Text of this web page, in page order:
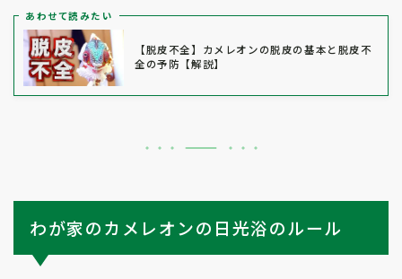
あわせて読みたい
【脱皮不全】カメレオンの脱皮の基本と脱皮不
全の予防【解説】
わが家のカメレオンの日光浴のルール